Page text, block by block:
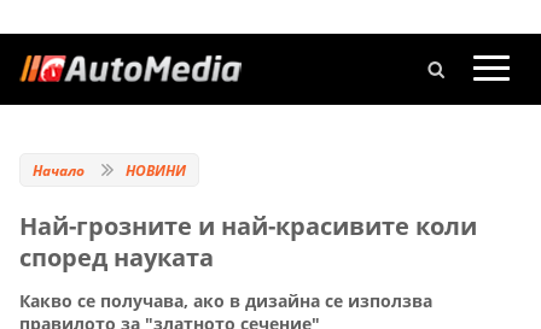
Начало НОВИНИ
Най-грозните и най-красивите коли
според науката
Какво се получава, ако в дизайна се използва
правилото за "златното сечение"